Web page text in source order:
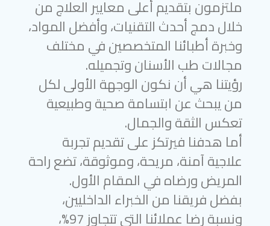
ملتزمون بتقديم أعلى معايير العلاج من
خلال دمج أحدث التقنيات، وأفضل المواد،
وخبرة أطبائنا المتخصصين في مختلف
مجالات طب الأسنان وتجميله.
رؤيتنا هي أن نكون الوجهة الأولى لكل
من يبحث عن ابتسامة صحية وطبيعية
تعكس الثقة والجمال.
أما هدفنا فيرتكز على تقديم تجربة
علاجية آمنة، مريحة، وموثوقة، تضع راحة
المريض ورضاه في المقام الأول.
بفضل فريقنا من الخبراء الداخليين،
ونسبة رضا عملائنا التي تتجاوز 97%،